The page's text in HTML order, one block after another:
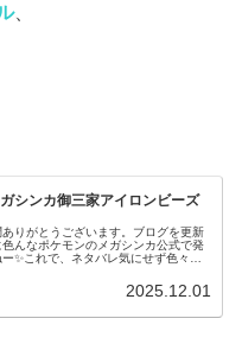
、
シンカ御三家アイロンビーズ
りがとうございます。ブログを更新
んなポケモンのメガシンカ公式で発
✨️これで、ネタバレ気にせず色々、
2025.12.01